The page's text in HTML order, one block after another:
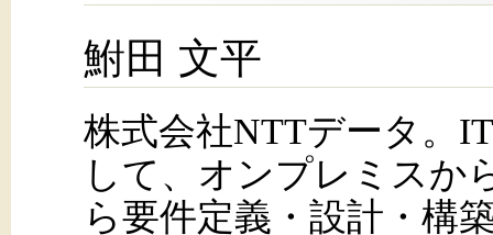
鮒田 文平
株式会社NTTデータ。
して、オンプレミスか
ら要件定義・設計・構